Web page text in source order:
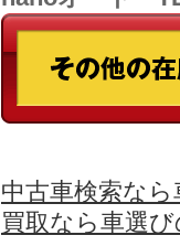
中古車検索な
買取なら車選